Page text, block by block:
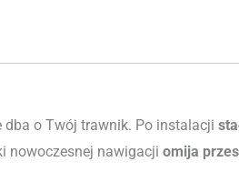
dba o Twój trawnik. Po instalacji
nowoczesnej nawigacji omija